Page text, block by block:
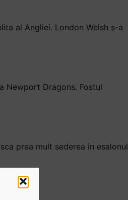
al Angliei. London Welsh s-a
Newport Dragons. Fostul
prea mult sederea in esalonul